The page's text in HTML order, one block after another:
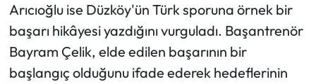
Arıcıoğlu ise Düzköy'ün Türk sporuna örnek bir
başarı hikâyesi yazdığını vurguladı. Başantrenör
Bayram Çelik, elde edilen başarının bir
başlangıç olduğunu ifade ederek hedeflerinin